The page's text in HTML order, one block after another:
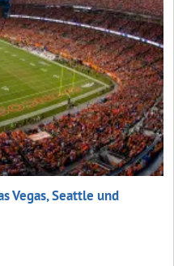
Vegas, Seattle und